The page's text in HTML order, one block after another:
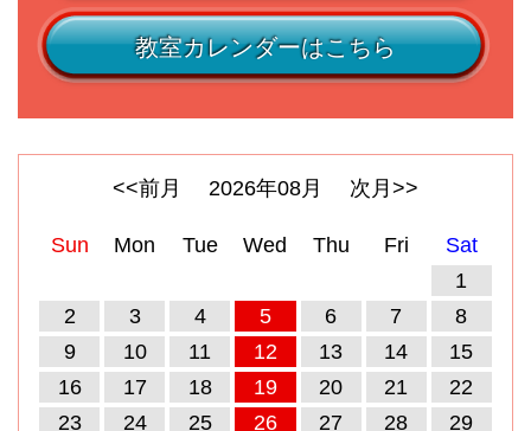
教室カレンダーはこちら
<<前月 2026年08月 次月>>
Sun Mon Tue Wed Thu Fri
Sat
1
2
3 4 5 6 7
8
9
10 11 12 13 14
15
16
17 18 19 20 21
22
23
24 25 26 27 28
29